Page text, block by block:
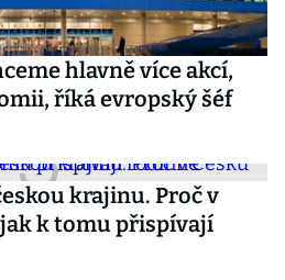
hlavně více akcí,
říká evropský šéf
krajinu. Proč v
k tomu přispívají